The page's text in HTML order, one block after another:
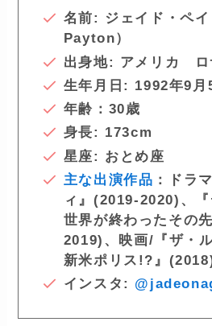
名前: ジェイド・ペ
Payton）
出身地: アメリカ
生年月日: 1992年9月
年齢：30歳
身長: 173cm
星座: おとめ座
主な出演作品 ：ドラ
ィ』(2019-2020)、
世界が終わったその
2019)、映画/『ザ・
新米ポリス!? 』
インスタ: